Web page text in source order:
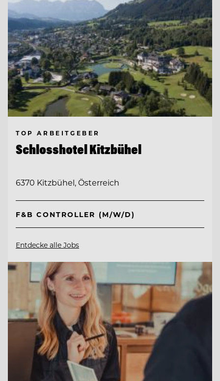
TOP ARBEITGEBER
Schlosshotel Kitzbühel
6370 Kitzbühel, Österreich
F&B CONTROLLER (M/W/D)
Entdecke alle Jobs